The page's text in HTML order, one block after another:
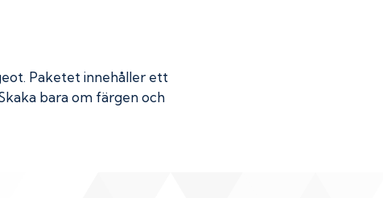
. Paketet innehåller ett
bara om färgen och